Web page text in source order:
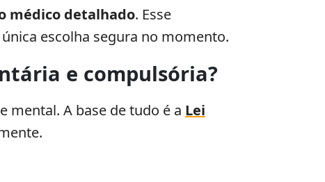
médico detalhado. Esse
escolha segura no momento.
e compulsória?
mental. A base de tudo é a Lei